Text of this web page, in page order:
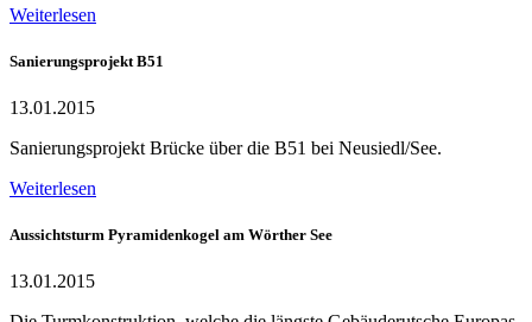
Weiterlesen
Sanierungsprojekt B51
13.01.2015
Sanierungsprojekt Brücke über die B51 bei Neusiedl/See.
Weiterlesen
Aussichtsturm Pyramidenkogel am Wörther See
13.01.2015